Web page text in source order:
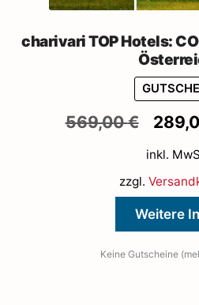
charivari TOP Hotels:
569,00€
war:
inkl.
zzgl.
Weitere
Keine Gutscheine